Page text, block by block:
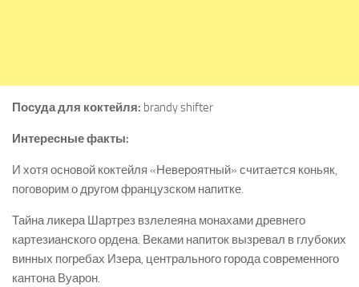
Посуда для коктейля: brandy shifter
Интересные факты:
И хотя основой коктейля «Невероятный» считается коньяк,
поговорим о другом французском напитке.
Тайна ликера Шартрез взлелеяна монахами древнего
картезианского ордена. Веками напиток вызревал в глубоких
винных погребах Изера, центрального города современного
кантона Вуарон.